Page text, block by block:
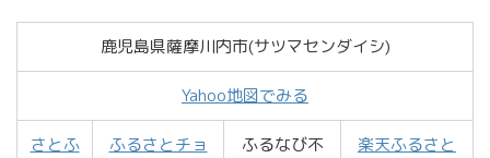
鹿児島県薩摩川内市(サツマセンダイシ)
Yahoo地図でみる
さとふ
ふるさとチョ
ふるなび不
楽天ふるさと